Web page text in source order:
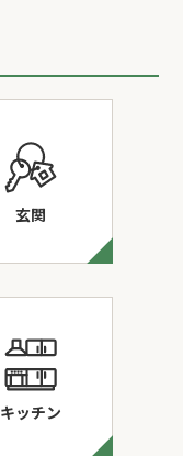
玄関
キッチン